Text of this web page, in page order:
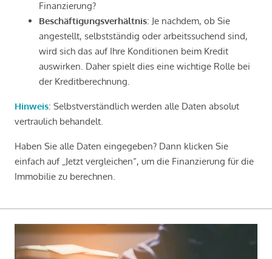
Finanzierung?
Beschäftigungsverhältnis: Je nachdem, ob Sie
angestellt, selbstständig oder arbeitssuchend sind,
wird sich das auf Ihre Konditionen beim Kredit
auswirken. Daher spielt dies eine wichtige Rolle bei
der Kreditberechnung.
Hinweis: Selbstverständlich werden alle Daten absolut
vertraulich behandelt.
Haben Sie alle Daten eingegeben? Dann klicken Sie
einfach auf „Jetzt vergleichen“, um die Finanzierung für die
Immobilie zu berechnen.